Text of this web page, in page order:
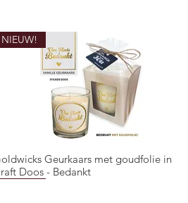
Quick View
NIEUW!
Geurkaars met goudfolie in
Doos - Bedankt